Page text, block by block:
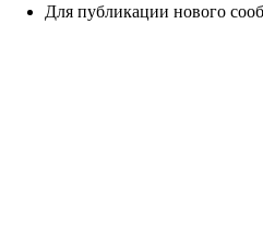
Для публикации нового